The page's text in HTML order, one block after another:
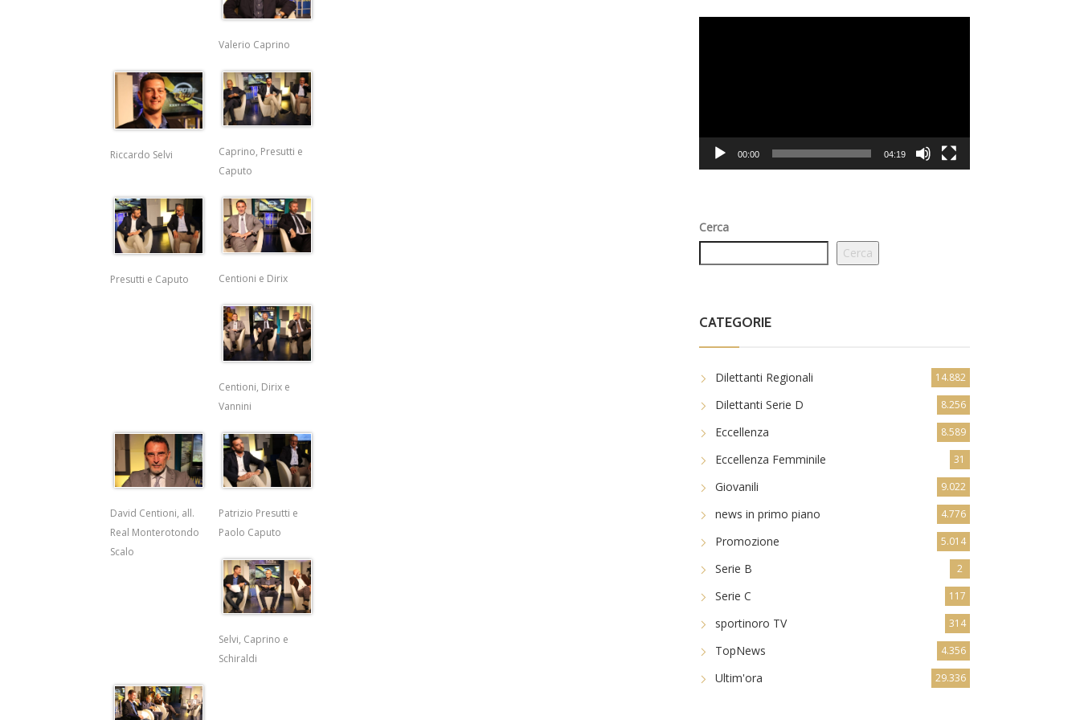
Valerio Caprino
Riccardo Selvi
Caprino, Presutti e
Caputo
Presutti e Caputo Centioni e Dirix
Centioni, Dirix e
Vannini
David Centioni, all.
Real Monterotondo
Scalo
Patrizio Presutti e
Paolo Caputo
Selvi, Caprino e
Schiraldi
00:00 04:19
Cerca
Cerca
CATEGORIE
Dilettanti Regionali 14.882
Dilettanti Serie D 8.256
Eccellenza 8.589
Eccellenza Femminile 31
Giovanili 9.022
news in primo piano 4.776
Promozione 5.014
Serie B 2
Serie C 117
sportinoro TV 314
TopNews 4.356
Ultim'ora 29.336